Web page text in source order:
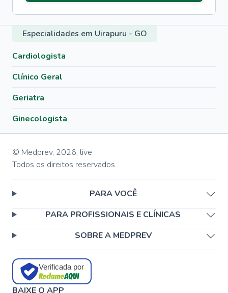
Especialidades em Uirapuru - GO
Cardiologista
Clínico Geral
Geriatra
Ginecologista
© Medprev, 2026, live
Todos os direitos reservados
PARA VOCÊ
PARA PROFISSIONAIS E CLÍNICAS
SOBRE A MEDPREV
Verificada por
BAIXE O APP